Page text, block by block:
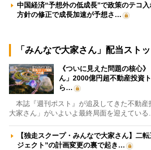
中国経済“予想外の低成長”で政策のテコ
方針の修正で成長加速が予想さ…
「みんなで大家さん」配当スト
《ついに見えた問題の核心
ん」2000億円超不動産投資
ら…
本誌『週刊ポスト』が追及してきた不動産
大家さん」がいよいよ最終局面を迎えている…
【独走スクープ・みんなで大家さん】二
ジェクト”の計画変更の裏で起き…